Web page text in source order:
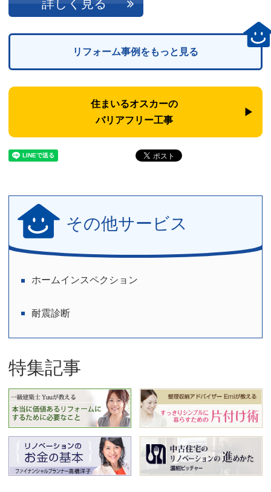
詳しく見る
リフォーム事例をもっと見る
住まいるオスカーの
バリアフリー工事
その他サービス
ホームインスペクション
耐震診断
特集記事